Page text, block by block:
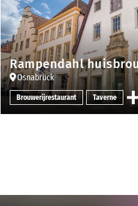
Rampendahl
Osnabrück
Brouwerijrestaurant Taverne